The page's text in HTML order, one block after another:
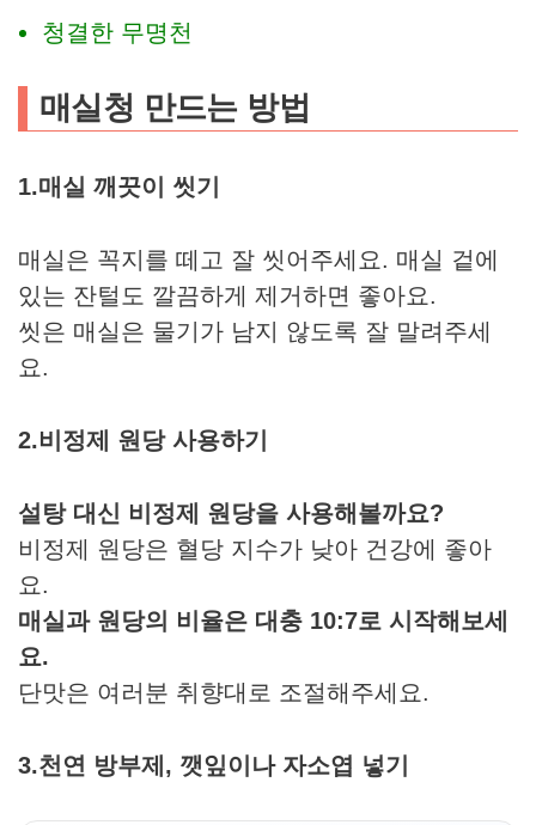
청결한 무명천
매실청 만드는 방법
1.매실 깨끗이 씻기
매실은 꼭지를 떼고 잘 씻어주세요. 매실 겉에
있는 잔털도 깔끔하게 제거하면 좋아요.
씻은 매실은 물기가 남지 않도록 잘 말려주세
요.
2.비정제 원당 사용하기
설탕 대신 비정제 원당을 사용해볼까요?
비정제 원당은 혈당 지수가 낮아 건강에 좋아
요.
매실과 원당의 비율은 대충 10:7로 시작해보세
요.
단맛은 여러분 취향대로 조절해주세요.
3.천연 방부제, 깻잎이나 자소엽 넣기